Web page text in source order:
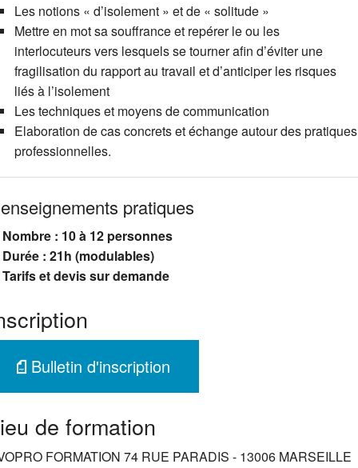
Les notions « d’isolement » et de « solitude »
Mettre en mot sa souffrance et repérer le ou les
interlocuteurs vers lesquels se tourner afin d’éviter une
fragilisation du rapport au travail et d’anticiper les risques
liés à l’isolement
Les techniques et moyens de communication
Elaboration de cas concrets et échange autour des pratiques
professionnelles.
pratiques
Nombre : 10 à 12 personnes
Durée : 21h (modulables)
Tarifs et devis sur demande
Bulletin d'inscription
de formation
FORMATION 74 RUE PARADIS - 13006 MARSEILLE